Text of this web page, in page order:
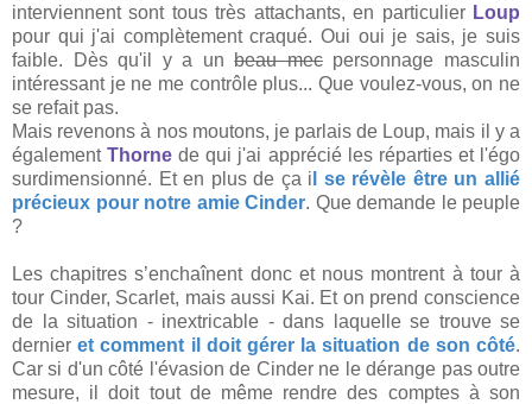
interviennent sont tous très attachants, en particulier Loup
pour qui j'ai complètement craqué. Oui oui je sais, je suis
faible. Dès qu'il y a unbeau mecpersonnage masculin
intéressant je ne me contrôle plus... Que voulez-vous, on ne
se refait pas.
Mais revenons à nos moutons, je parlais de Loup, mais il y a
égalementThorne de qui j'ai apprécié les réparties et l'égo
surdimensionné. Et en plus de ça i l se révèle être un allié
précieux pour notre amie Cinder. Que demande le peuple
?
Les chapitres s’enchaînent donc et nous montrent à tour à
tour Cinder, Scarlet, mais aussi Kai. Et on prend conscience
de la situation - inextricable - dans laquelle se trouve se
dernieret comment il doit gérer la situation de son côté.
Car si d'un côté l'évasion de Cinder ne le dérange pas outre
mesure, il doit tout de même rendre des comptes à son